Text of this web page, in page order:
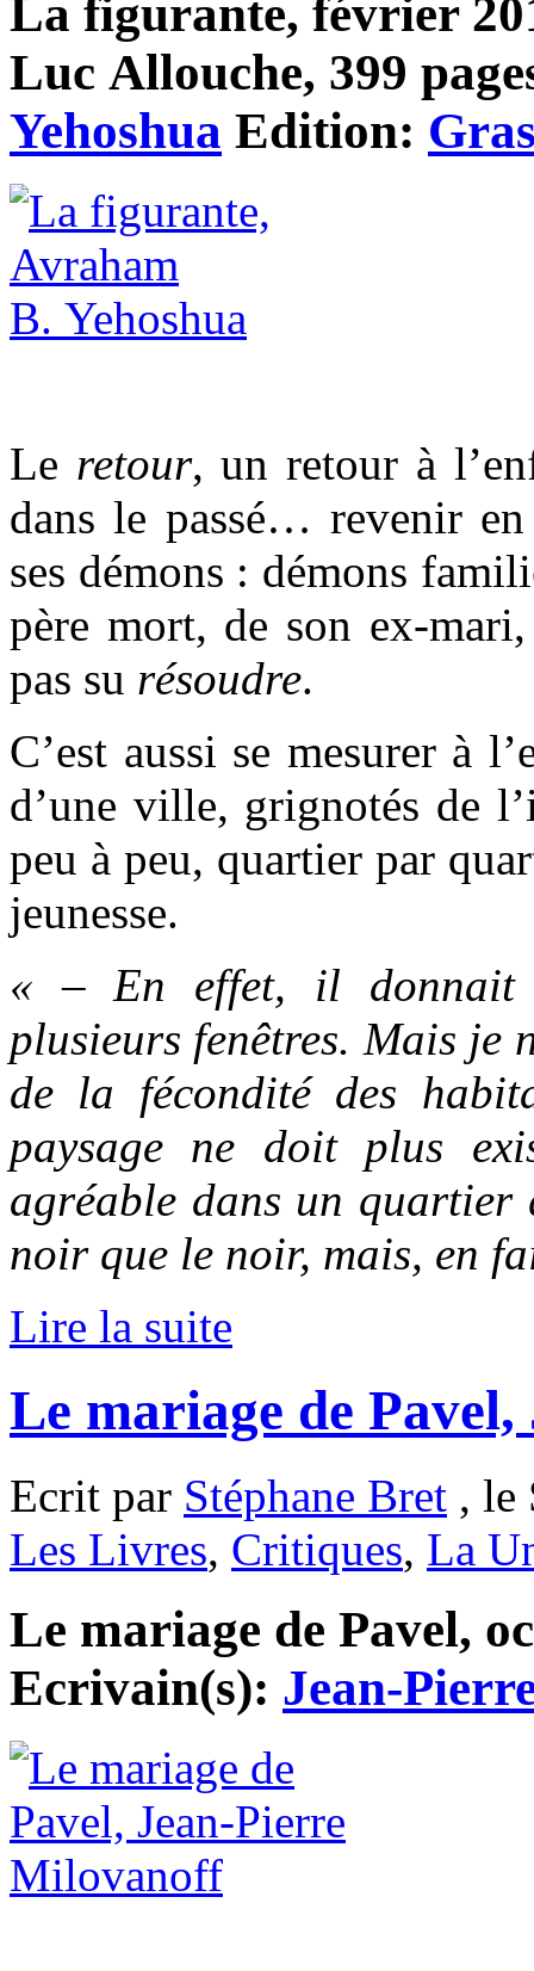
La figurante, février
Luc Allouche, 399
Yehoshua Edition:
Le retour, un retour à
dans le passé… revenir
ses démons : démons
père mort, de son ex-
pas su résoudre.
C’est aussi se mesurer à
d’une ville, grignotés de
peu à peu, quartier par
jeunesse.
« – En effet, il donnait
plusieurs fenêtres. Mais je
de la fécondité des
paysage ne doit plus
agréable dans un quartier
noir que le noir, mais, en
Lire la suite
Le mariage de
Ecrit par Stéphane Bret , le
Les Livres, Critiques, La
Le mariage de Pavel,
Ecrivain(s): Jean-